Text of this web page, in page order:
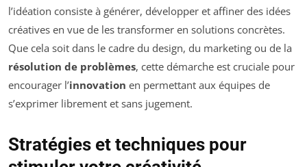
l’idéation consiste à générer, développer et affiner des idées
créatives en vue de les transformer en solutions concrètes.
Que cela soit dans le cadre du design, du marketing ou de la
résolution de problèmes, cette démarche est cruciale pour
encourager l’innovation en permettant aux équipes de
s’exprimer librement et sans jugement.
Stratégies et techniques pour